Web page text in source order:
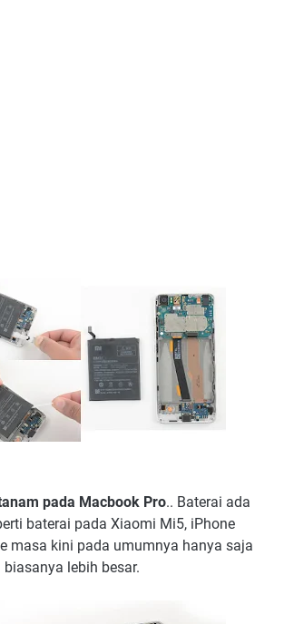
pada Macbook Pro.. Baterai ada
baterai pada Xiaomi Mi5, iPhone
masa kini pada umumnya hanya saja
lebih besar.